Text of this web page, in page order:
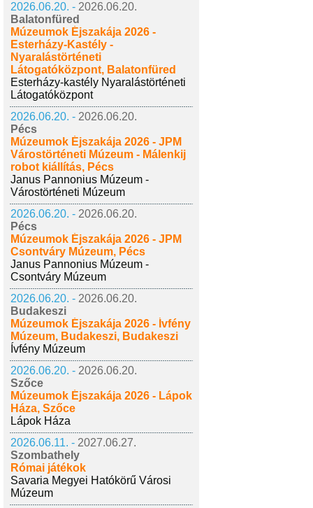
2026.06.20. - 2026.06.20.
Balatonfüred
Múzeumok Éjszakája 2026 -
Esterházy-Kastély -
Nyaralástörténeti
Látogatóközpont, Balatonfüred
Esterházy-kastély Nyaralástörténeti
Látogatóközpont
2026.06.20. - 2026.06.20.
Pécs
Múzeumok Éjszakája 2026 - JPM
Várostörténeti Múzeum - Málenkij
robot kiállítás, Pécs
Janus Pannonius Múzeum -
Várostörténeti Múzeum
2026.06.20. - 2026.06.20.
Pécs
Múzeumok Éjszakája 2026 - JPM
Csontváry Múzeum, Pécs
Janus Pannonius Múzeum -
Csontváry Múzeum
2026.06.20. - 2026.06.20.
Budakeszi
Múzeumok Éjszakája 2026 - Ívfény
Múzeum, Budakeszi, Budakeszi
Ívfény Múzeum
2026.06.20. - 2026.06.20.
Szőce
Múzeumok Éjszakája 2026 - Lápok
Háza, Szőce
Lápok Háza
2026.06.11. - 2027.06.27.
Szombathely
Római játékok
Savaria Megyei Hatókörű Városi
Múzeum